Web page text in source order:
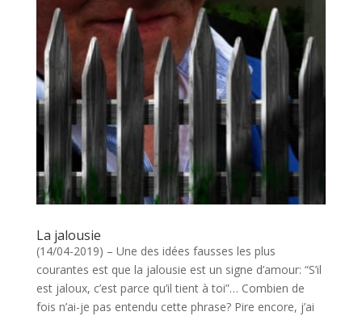
La jalousie
​(14/04-2019) – Une des idées fausses les plus
courantes est que la jalousie est un signe d’amour: “S’il
est jaloux, c’est parce qu’il tient à toi”… Combien de
fois n’ai-je pas entendu cette phrase? Pire encore, j’ai